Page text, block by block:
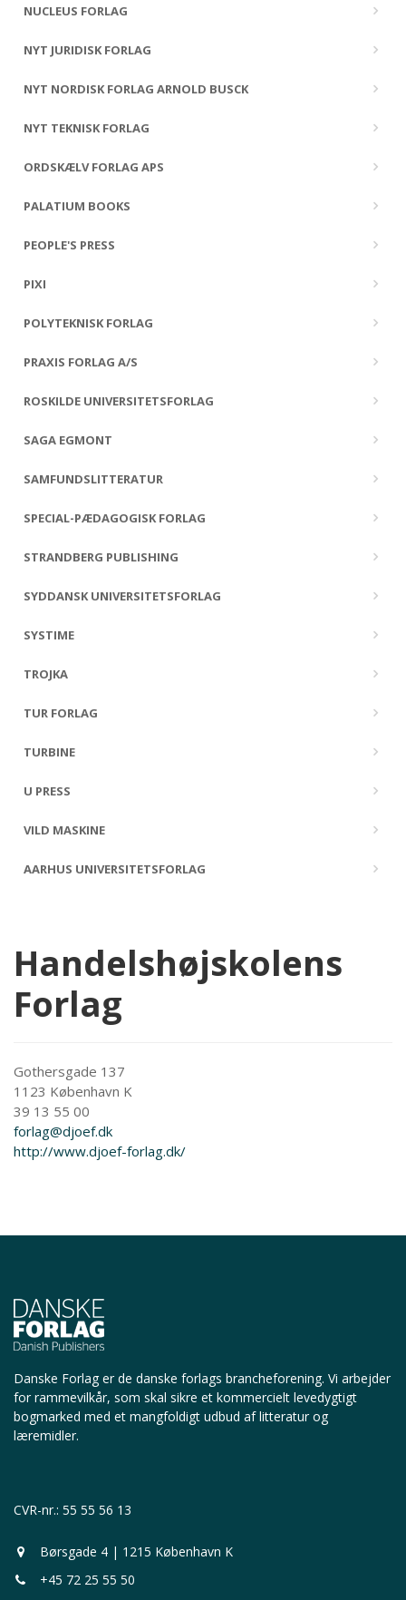
NUCLEUS FORLAG
NYT JURIDISK FORLAG
NYT NORDISK FORLAG ARNOLD BUSCK
NYT TEKNISK FORLAG
ORDSKÆLV FORLAG APS
PALATIUM BOOKS
PEOPLE'S PRESS
PIXI
POLYTEKNISK FORLAG
PRAXIS FORLAG A/S
ROSKILDE UNIVERSITETSFORLAG
SAGA EGMONT
SAMFUNDSLITTERATUR
SPECIAL-PÆDAGOGISK FORLAG
STRANDBERG PUBLISHING
SYDDANSK UNIVERSITETSFORLAG
SYSTIME
TROJKA
TUR FORLAG
TURBINE
U PRESS
VILD MASKINE
AARHUS UNIVERSITETSFORLAG
Handelshøjskolens
Forlag
Gothersgade 137
1123 København K
39 13 55 00
forlag@djoef.dk
http://www.djoef-forlag.dk/
Danske Forlag er de danske forlags brancheforening. Vi arbejder
for rammevilkår, som skal sikre et kommercielt levedygtigt
bogmarked med et mangfoldigt udbud af litteratur og
læremidler.
CVR-nr.: 55 55 56 13
Børsgade 4 | 1215 København K
+45 72 25 55 50